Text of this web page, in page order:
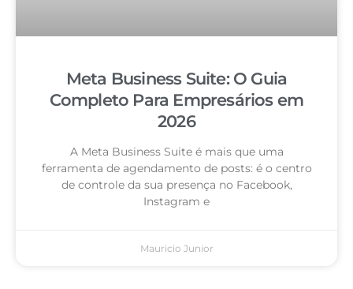
Meta Business Suite: O Guia
Completo Para Empresários em
2026
A Meta Business Suite é mais que uma
ferramenta de agendamento de posts: é o centro
de controle da sua presença no Facebook,
Instagram e
Mauricio Junior